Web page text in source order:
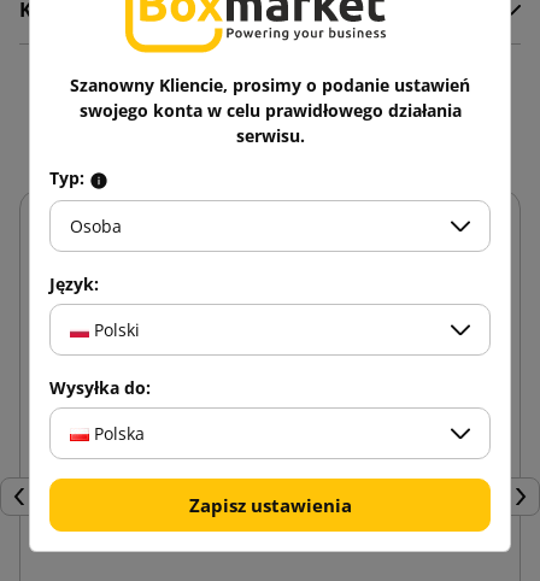
Komentarze
Zobacz także
Poprzedni
Szanowny Kliencie, prosimy o podanie ustawień
swojego konta w celu prawidłowego działania
serwisu.
Typ:
Osoba
Język:
Polski
Wysyłka do:
Polska
Zapisz ustawienia